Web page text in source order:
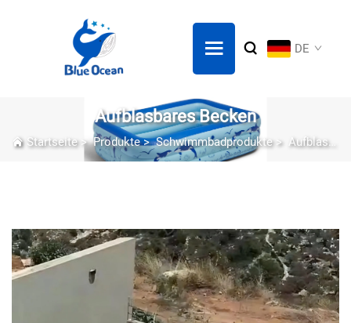
DE
Aufblasbares Becken
Startseite>Produkte>Schwimmbadprodukte> Aufblasbares Becken